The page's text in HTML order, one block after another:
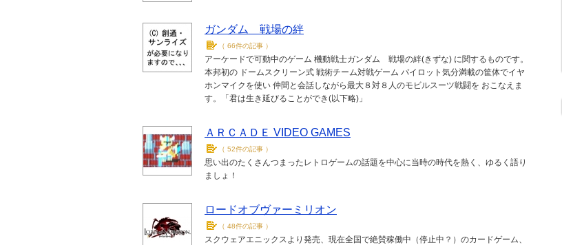
ガンダム 戦場の絆
（ 66件の記事 ）
アーケードで可動中のゲーム 機動戦士ガンダム 戦場の絆(きずな) に関するものです。
本邦初の ドームスクリーン式 戦術チーム対戦ゲーム パイロット気分満載の筐体でイヤ
ホンマイクを使い 仲間と会話しながら最大８対８人のモビルスーツ戦闘を おこなえま
す。「君は生き延びることができ(以下略)」
ＡＲＣＡＤＥ VIDEO GAMES
（ 52件の記事 ）
思い出のたくさんつまったレトロゲームの話題を中心に当時の時代を熱く、ゆるく語り
ましょ！
ロードオブヴァーミリオン
（ 48件の記事 ）
スクウェアエニックスより発売、現在全国で絶賛稼働中（停止中？）のカードゲーム、